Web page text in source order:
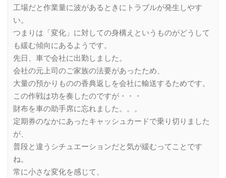
工場だと作業量に波があるときにトラブルが発生しやす
い。
つまりは「変化」に対しての身構えというものがどうして
も緩む傾向にあるようです。
先日、車で会社に出勤しました。
会社の元上司のご家族の法要があったため、
大量の預かりものの香典返しを会社に輸送するためです。
この作戦は功を奏したのですが・・・
財布を車の助手席に忘れました。。。
定期券のなかにあったキャッシュカードで乗り切りました
が、
普段と違うシチュエーションだと気が緩むってことです
ね。
常に小さな変化を感じて、